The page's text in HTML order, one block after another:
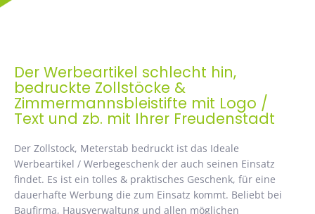
Der Werbeartikel schlecht hin,
bedruckte Zollstöcke &
Zimmermannsbleistifte mit Logo /
Text und zb. mit Ihrer Freudenstadt
Der Zollstock, Meterstab bedruckt ist das Ideale
Werbeartikel / Werbegeschenk der auch seinen Einsatz
findet. Es ist ein tolles & praktisches Geschenk, für eine
dauerhafte Werbung die zum Einsatz kommt. Beliebt bei
Baufirma, Hausverwaltung und allen möglichen